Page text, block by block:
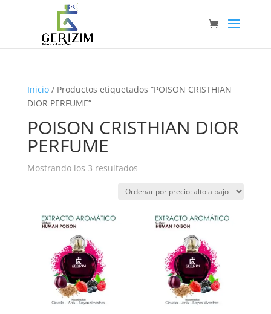
Inicio/ Productos etiquetados “POISON CRISTHIAN
DIOR PERFUME”
POISON CRISTHIAN DIOR
PERFUME
Mostrando los 3 resultadosOrdenado
precio: